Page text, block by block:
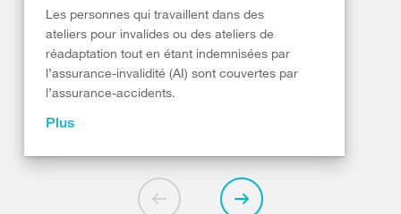
Les personnes qui travaillent dans des
ateliers pour invalides ou des ateliers de
réadaptation tout en étant indemnisées par
l’assurance-invalidité (AI) sont couvertes par
l’assurance-accidents.
Plus